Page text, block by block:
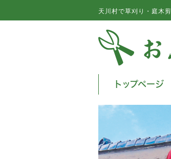
天川村で草刈り・庭木
トップページ